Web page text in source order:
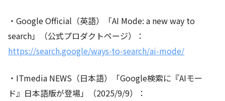
・Google Official（英語）「AI Mode: a new way to
search」（公式プロダクトページ）：
https://search.google/ways-to-search/ai-mode/
・ITmedia NEWS（日本語）「Google検索に『AIモー
ド』日本語版が登場」（2025/9/9）：